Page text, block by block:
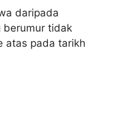
daripada
berumur tidak
atas pada tarikh